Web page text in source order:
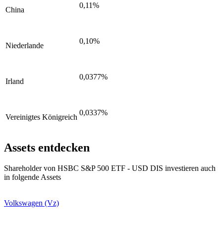
China
0,11%
Niederlande
0,10%
Irland
0,0377%
Vereinigtes Königreich
0,0337%
Assets entdecken
Shareholder von HSBC S&P 500 ETF - USD DIS investieren auch
in folgende Assets
Volkswagen (Vz)